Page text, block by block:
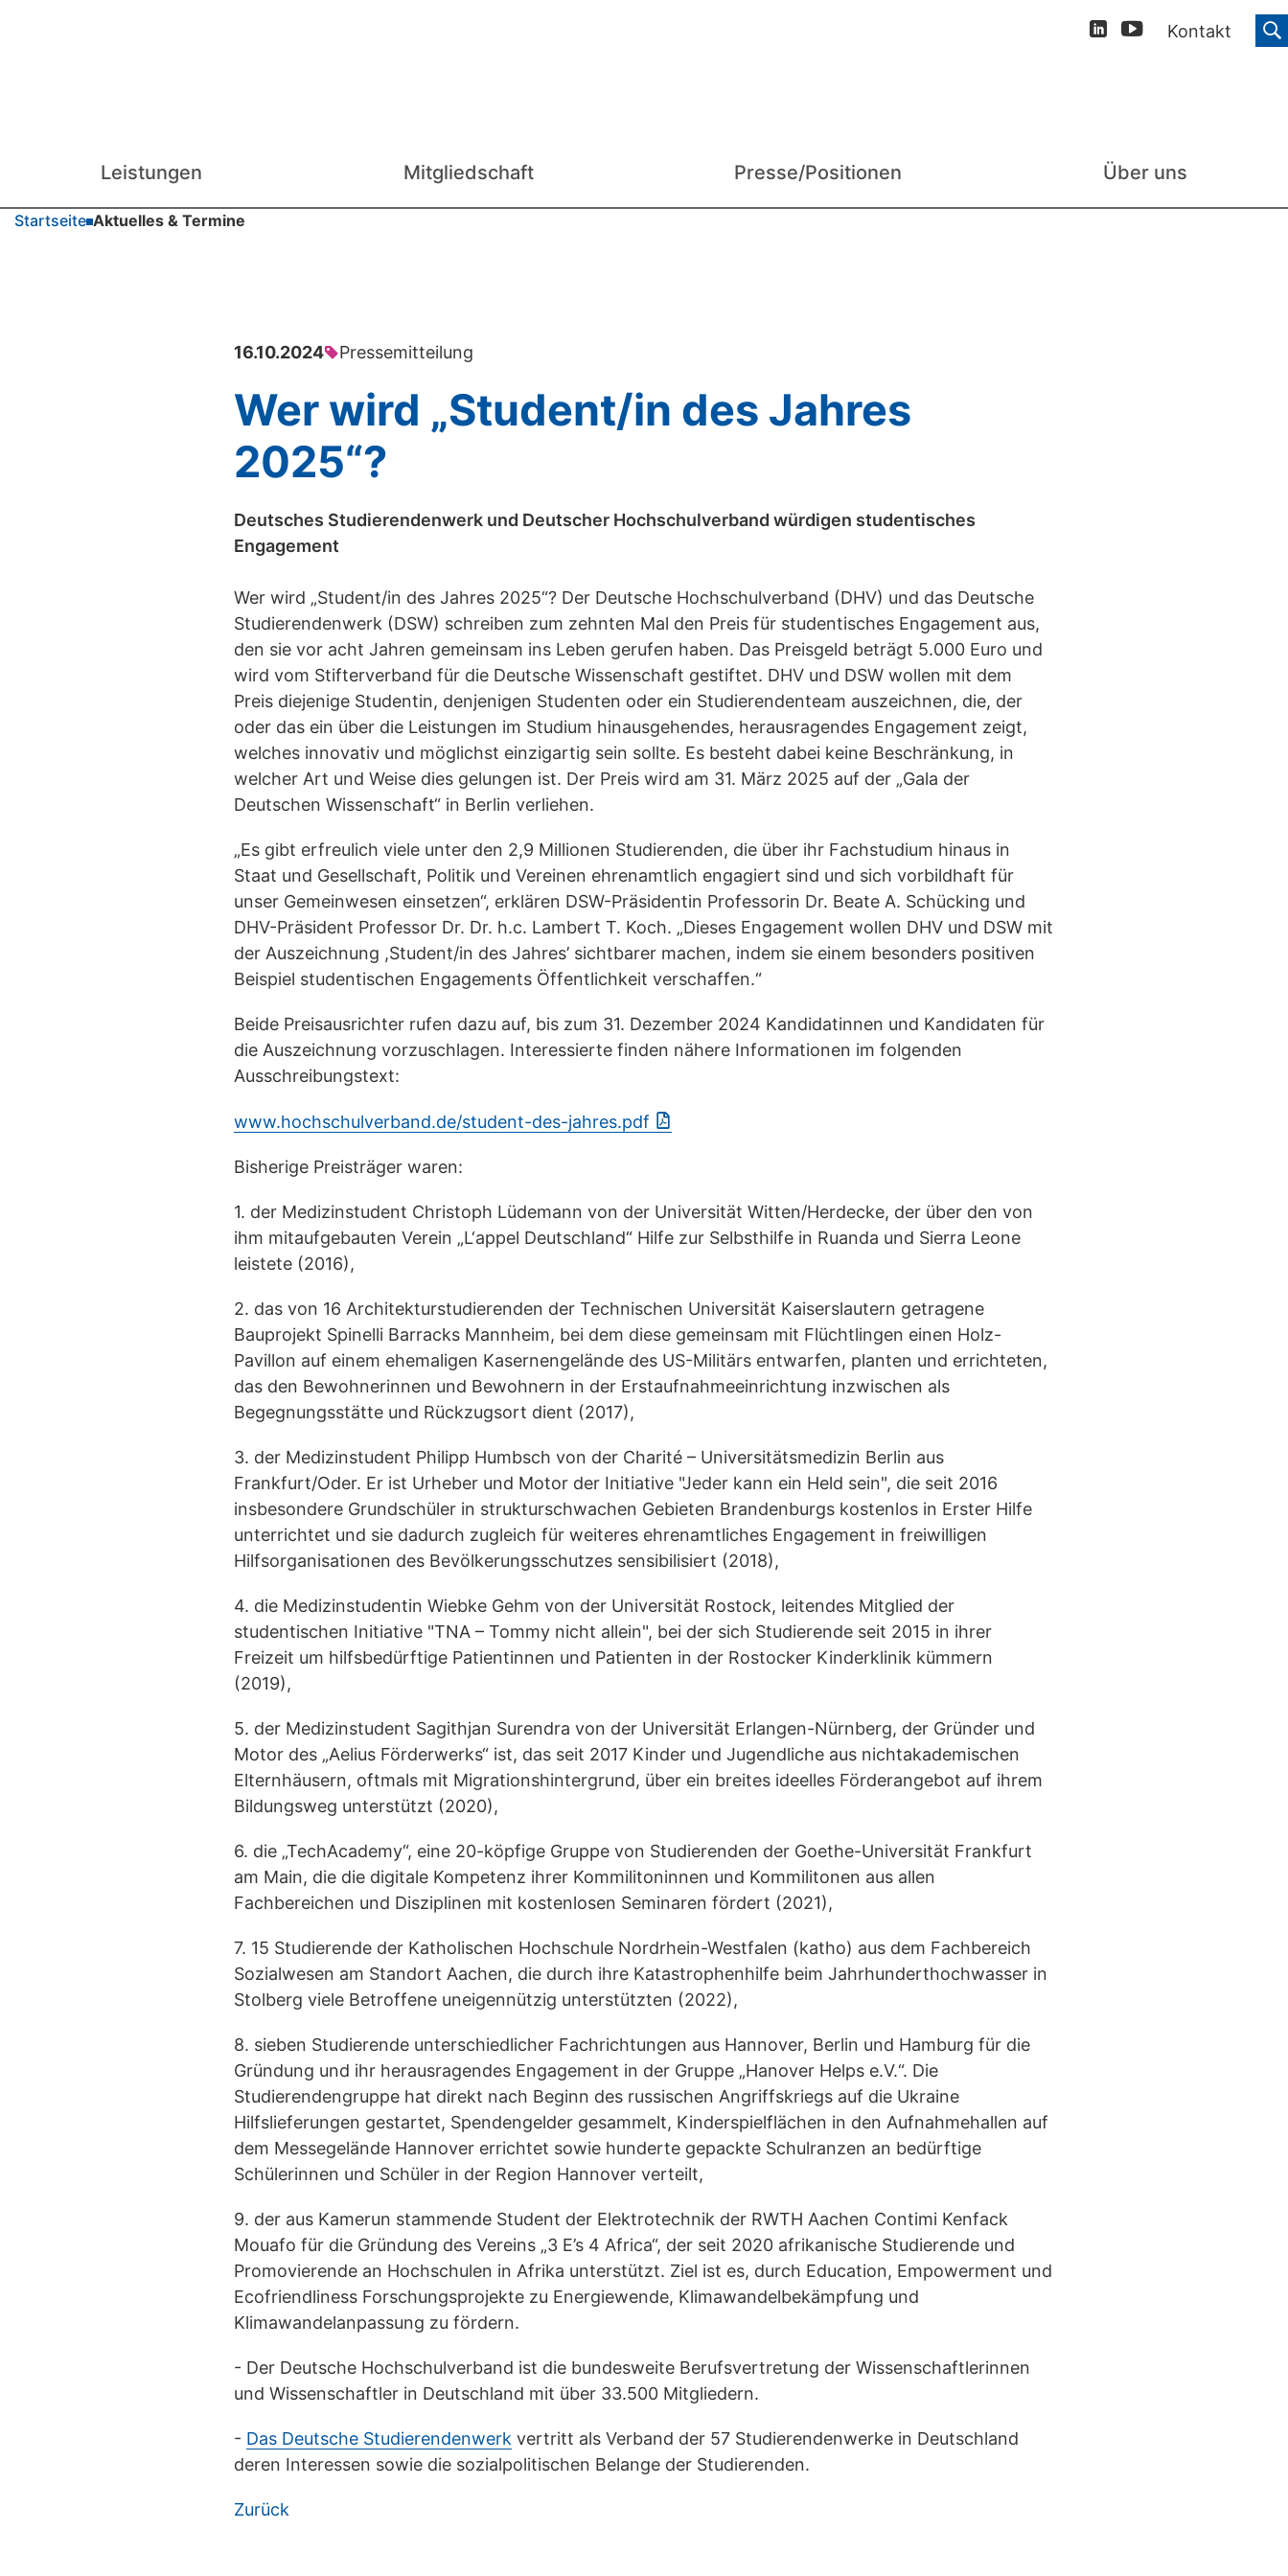
Kontakt
Leistungen Mitgliedschaft Presse/Positionen Über uns
Startseite Aktuelles & Termine
16.10.2024 Pressemitteilung
Wer wird „Student/in des Jahres
2025“?
Deutsches Studierendenwerk und Deutscher Hochschulverband würdigen studentisches
Engagement
Wer wird „Student/in des Jahres 2025“? Der Deutsche Hochschulverband (DHV) und das Deutsche
Studierendenwerk (DSW) schreiben zum zehnten Mal den Preis für studentisches Engagement aus,
den sie vor acht Jahren gemeinsam ins Leben gerufen haben. Das Preisgeld beträgt 5.000 Euro und
wird vom Stifterverband für die Deutsche Wissenschaft gestiftet. DHV und DSW wollen mit dem
Preis diejenige Studentin, denjenigen Studenten oder ein Studierendenteam auszeichnen, die, der
oder das ein über die Leistungen im Studium hinausgehendes, herausragendes Engagement zeigt,
welches innovativ und möglichst einzigartig sein sollte. Es besteht dabei keine Beschränkung, in
welcher Art und Weise dies gelungen ist. Der Preis wird am 31. März 2025 auf der „Gala der
Deutschen Wissenschaft“ in Berlin verliehen.
„Es gibt erfreulich viele unter den 2,9 Millionen Studierenden, die über ihr Fachstudium hinaus in
Staat und Gesellschaft, Politik und Vereinen ehrenamtlich engagiert sind und sich vorbildhaft für
unser Gemeinwesen einsetzen“, erklären DSW-Präsidentin Professorin Dr. Beate A. Schücking und
DHV-Präsident Professor Dr. Dr. h.c. Lambert T. Koch. „Dieses Engagement wollen DHV und DSW mit
der Auszeichnung ,Student/in des Jahres’ sichtbarer machen, indem sie einem besonders positiven
Beispiel studentischen Engagements Öffentlichkeit verschaffen.“
Beide Preisausrichter rufen dazu auf, bis zum 31. Dezember 2024 Kandidatinnen und Kandidaten für
die Auszeichnung vorzuschlagen. Interessierte finden nähere Informationen im folgenden
Ausschreibungstext:
www.hochschulverband.de/student-des-jahres.pdf
Bisherige Preisträger waren:
1. der Medizinstudent Christoph Lüdemann von der Universität Witten/Herdecke, der über den von
ihm mitaufgebauten Verein „L‘appel Deutschland“ Hilfe zur Selbsthilfe in Ruanda und Sierra Leone
leistete (2016),
2. das von 16 Architekturstudierenden der Technischen Universität Kaiserslautern getragene
Bauprojekt Spinelli Barracks Mannheim, bei dem diese gemeinsam mit Flüchtlingen einen Holz-
Pavillon auf einem ehemaligen Kasernengelände des US-Militärs entwarfen, planten und errichteten,
das den Bewohnerinnen und Bewohnern in der Erstaufnahmeeinrichtung inzwischen als
Begegnungsstätte und Rückzugsort dient (2017),
3. der Medizinstudent Philipp Humbsch von der Charité – Universitätsmedizin Berlin aus
Frankfurt/Oder. Er ist Urheber und Motor der Initiative "Jeder kann ein Held sein", die seit 2016
insbesondere Grundschüler in strukturschwachen Gebieten Brandenburgs kostenlos in Erster Hilfe
unterrichtet und sie dadurch zugleich für weiteres ehrenamtliches Engagement in freiwilligen
Hilfsorganisationen des Bevölkerungsschutzes sensibilisiert (2018),
4. die Medizinstudentin Wiebke Gehm von der Universität Rostock, leitendes Mitglied der
studentischen Initiative "TNA – Tommy nicht allein", bei der sich Studierende seit 2015 in ihrer
Freizeit um hilfsbedürftige Patientinnen und Patienten in der Rostocker Kinderklinik kümmern
(2019),
5. der Medizinstudent Sagithjan Surendra von der Universität Erlangen-Nürnberg, der Gründer und
Motor des „Aelius Förderwerks“ ist, das seit 2017 Kinder und Jugendliche aus nichtakademischen
Elternhäusern, oftmals mit Migrationshintergrund, über ein breites ideelles Förderangebot auf ihrem
Bildungsweg unterstützt (2020),
6. die „TechAcademy“, eine 20-köpfige Gruppe von Studierenden der Goethe-Universität Frankfurt
am Main, die die digitale Kompetenz ihrer Kommilitoninnen und Kommilitonen aus allen
Fachbereichen und Disziplinen mit kostenlosen Seminaren fördert (2021),
7. 15 Studierende der Katholischen Hochschule Nordrhein-Westfalen (katho) aus dem Fachbereich
Sozialwesen am Standort Aachen, die durch ihre Katastrophenhilfe beim Jahrhunderthochwasser in
Stolberg viele Betroffene uneigennützig unterstützten (2022),
8. sieben Studierende unterschiedlicher Fachrichtungen aus Hannover, Berlin und Hamburg für die
Gründung und ihr herausragendes Engagement in der Gruppe „Hanover Helps e.V.“. Die
Studierendengruppe hat direkt nach Beginn des russischen Angriffskriegs auf die Ukraine
Hilfslieferungen gestartet, Spendengelder gesammelt, Kinderspielflächen in den Aufnahmehallen auf
dem Messegelände Hannover errichtet sowie hunderte gepackte Schulranzen an bedürftige
Schülerinnen und Schüler in der Region Hannover verteilt,
9. der aus Kamerun stammende Student der Elektrotechnik der RWTH Aachen Contimi Kenfack
Mouafo für die Gründung des Vereins „3 E’s 4 Africa“, der seit 2020 afrikanische Studierende und
Promovierende an Hochschulen in Afrika unterstützt. Ziel ist es, durch Education, Empowerment und
Ecofriendliness Forschungsprojekte zu Energiewende, Klimawandelbekämpfung und
Klimawandelanpassung zu fördern.
- Der Deutsche Hochschulverband ist die bundesweite Berufsvertretung der Wissenschaftlerinnen
und Wissenschaftler in Deutschland mit über 33.500 Mitgliedern.
- Das Deutsche Studierendenwerk vertritt als Verband der 57 Studierendenwerke in Deutschland
deren Interessen sowie die sozialpolitischen Belange der Studierenden.
Zurück